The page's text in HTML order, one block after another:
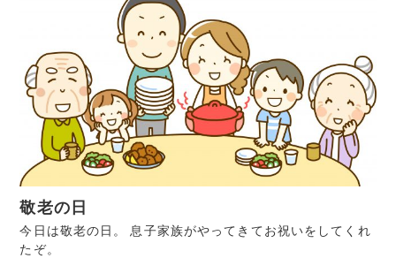
敬老の日
今日は敬老の日。 息子家族がやってきてお祝いをしてくれ
たぞ。